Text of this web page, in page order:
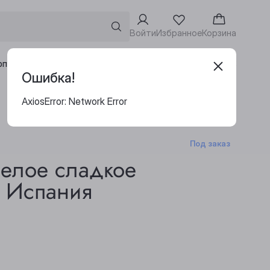
ВойтиИзбранноеКорзина
клиентам Адреса винотек
Под заказ
сладкое
Ошибка!
AxiosError: Network Error